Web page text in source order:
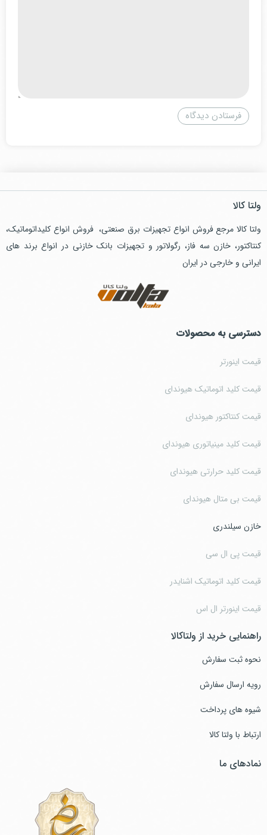
ولتا کالا
ولتا کالا مرجع فروش انواع تجهیزات برق صنعتی، فروش انواع کلیداتوماتیک،
کنتاکتور، خازن سه فاز، رگولاتور و تجهیزات بانک خازنی در انواع برند های
ایرانی و خارجی در ایران
دسترسی به محصولات
قیمت اینورتر
قیمت کلید اتوماتیک هیوندای
قیمت کنتاکتور هیوندای
قیمت کلید مینیاتوری هیوندای
قیمت کلید حرارتی هیوندای
قیمت بی متال هیوندای
خازن سیلندری
قیمت پی ال سی
قیمت کلید اتوماتیک اشنایدر
قیمت اینورتر ال اس
راهنمایی خرید از ولتاکالا
نحوه ثبت سفارش
رویه ارسال سفارش
شیوه های پرداخت
ارتباط با ولتا کالا
نمادهای ما